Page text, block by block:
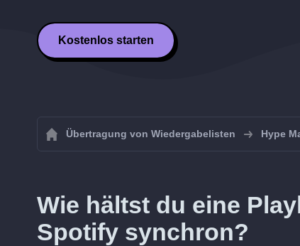
Kostenlos starten
Übertragung von Wiedergabelisten Hype
Wie hältst du eine
Spotify synchron?